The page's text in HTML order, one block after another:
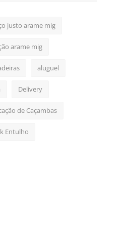
justo arame mig
arame mig
aluguel
Delivery
de Caçambas
Entulho